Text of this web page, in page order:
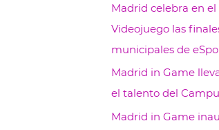
Madrid celebra en
Videojuego las
municipales de
Madrid in Game
el talento del
Madrid in Game